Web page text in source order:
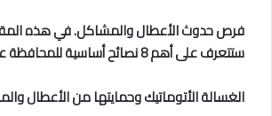
فرص حدوث الأعطال والمشاكل. في هذه
ستتعرف على أهم 8 نصائح أساسية للمحافظة على
الغسالة الأتوماتيك وحمايتها من الأعطال